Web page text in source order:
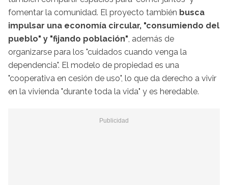
fomentar la comunidad. El proyecto también busca
impulsar una economía circular, "consumiendo del
pueblo" y "fijando población", además de
organizarse para los "cuidados cuando venga la
dependencia". El modelo de propiedad es una
"cooperativa en cesión de uso", lo que da derecho a vivir
en la vivienda "durante toda la vida" y es heredable.